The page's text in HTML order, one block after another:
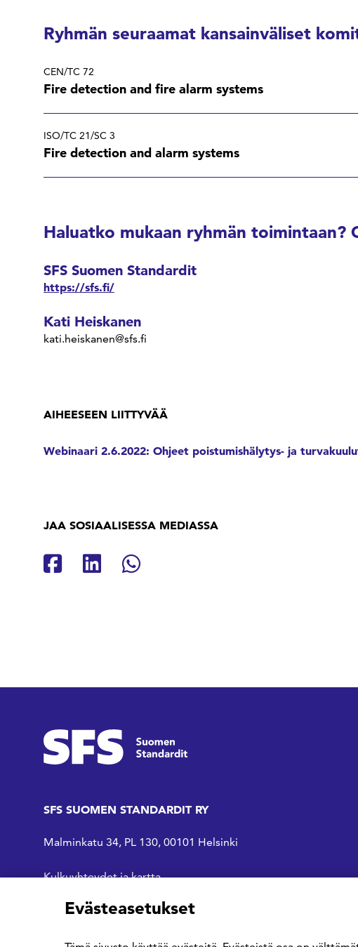
Ryhmän seuraamat kansainväliset
CEN/TC 72
Fire detection and fire alarm systems
ISO/TC 21/SC 3
Fire detection and alarm systems
Haluatko mukaan ryhmän toimintaan?
SFS Suomen Standardit
https://sfs.fi/
Kati Heiskanen
kati.heiskanen@sfs.fi
AIHEESEEN LIITTYVÄÄ
Webinaari 2.6.2022: Ohjeet poistumishälytys- ja
JAA SOSIAALISESSA MEDIASSA
Jaa Facebookissa
Jaa Linkedinissä
Jaa Whatsappissa
SFS SUOMEN STANDARDIT RY
Malminkatu 34, PL 130, 00101 Helsinki
Kulkuyhteydet ja kartta
SFS Facebookissa
SFS Linkedinissä
SFS Youtubessa
Evästeasetukset